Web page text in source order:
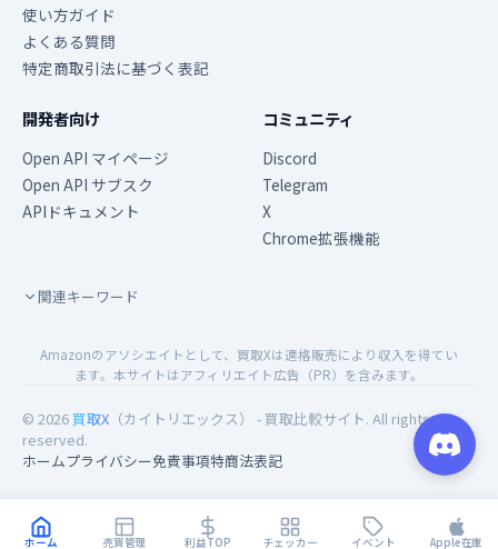
ホーム 売買管理 利益TOP チェッカー イベント Apple在庫
使い方ガイド
よくある質問
特定商取引法に基づく表記
開発者向け
Open API マイページ
Open API サブスク
APIドキュメント
コミュニティ
Discord
Telegram
X
Chrome拡張機能
関連キーワード
Amazonのアソシエイトとして、買取Xは適格販売により収入を得てい
ます。本サイトはアフィリエイト広告（PR）を含みます。
© 2026 買取X （カイトリエックス） - 買取比較サイト. All rights
reserved.
ホームプライバシー免責事項特商法表記